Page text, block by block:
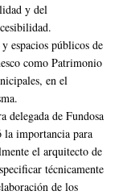
y del
espacios públicos de
como Patrimonio
en el
delegada de Fundosa
la importancia para
el arquitecto de
técnicamente
de los